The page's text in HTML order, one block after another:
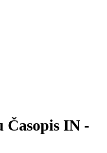
Časopis IN -